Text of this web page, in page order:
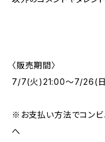
〈販売期間〉
7/7(火)21:00〜7/26(
※お支払い方法でコン
へ